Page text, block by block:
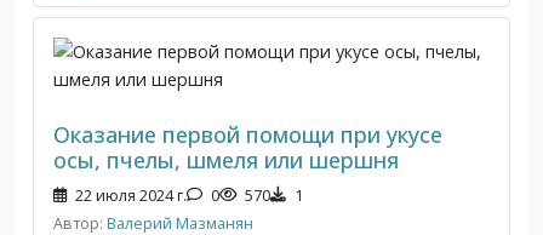
Оказание первой помощи при укусе
осы, пчелы, шмеля или шершня
22 июля 2024 г. 0 570 1
Автор: Валерий Мазманян